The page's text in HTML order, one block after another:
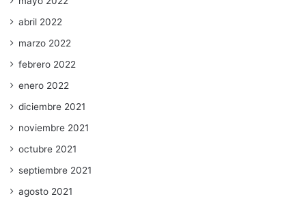
abril 2022
marzo 2022
febrero 2022
enero 2022
diciembre 2021
noviembre 2021
octubre 2021
septiembre 2021
agosto 2021